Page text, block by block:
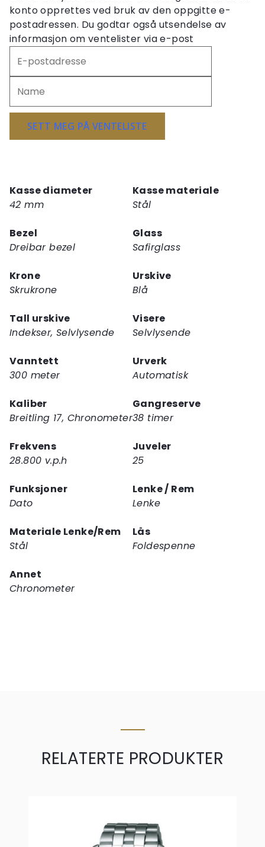
konto opprettes ved bruk av den oppgitte e-
postadressen. Du godtar også utsendelse av
informasjon om ventelister via e-post
inn
e-
postadressen
din
å
ventelisten
for
produktet
SETT MEG PÅ VENTELISTE
Kasse diameter
42 mm
Kasse materiale
Stål
Bezel
Dreibar bezel
Glass
Safirglass
Krone
Skrukrone
Urskive
Blå
Tall urskive
Indekser, Selvlysende
Visere
Selvlysende
Vanntett
300 meter
Urverk
Automatisk
Kaliber
Breitling 17, Chronometer
Gangreserve
38 timer
Frekvens
28.800 v.p.h
Juveler
25
Funksjoner
Dato
Lenke / Rem
Lenke
Materiale Lenke/Rem
Stål
Lås
Foldespenne
Annet
Chronometer
RELATERTE PRODUKTER